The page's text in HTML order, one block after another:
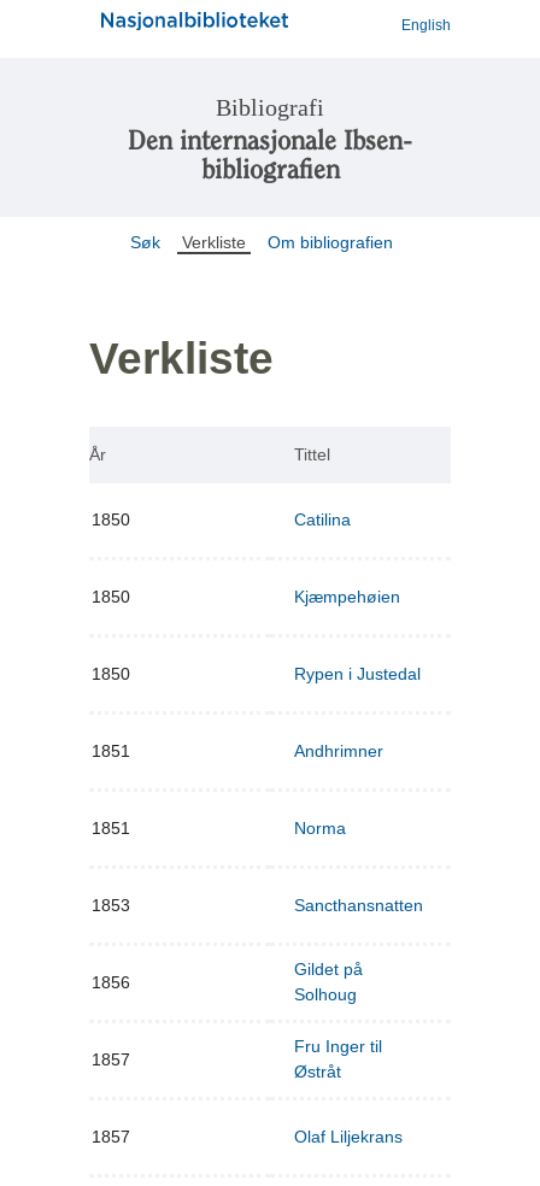
English
Bibliografi
Den internasjonale Ibsen-
bibliografien
Søk Verkliste Om bibliografien
Verkliste
År Tittel
1850 Catilina
1850 Kjæmpehøien
1850 Rypen i Justedal
1851 Andhrimner
1851 Norma
1853 Sancthansnatten
1856
Gildet på
Solhoug
1857
Fru Inger til
Østråt
1857 Olaf Liljekrans